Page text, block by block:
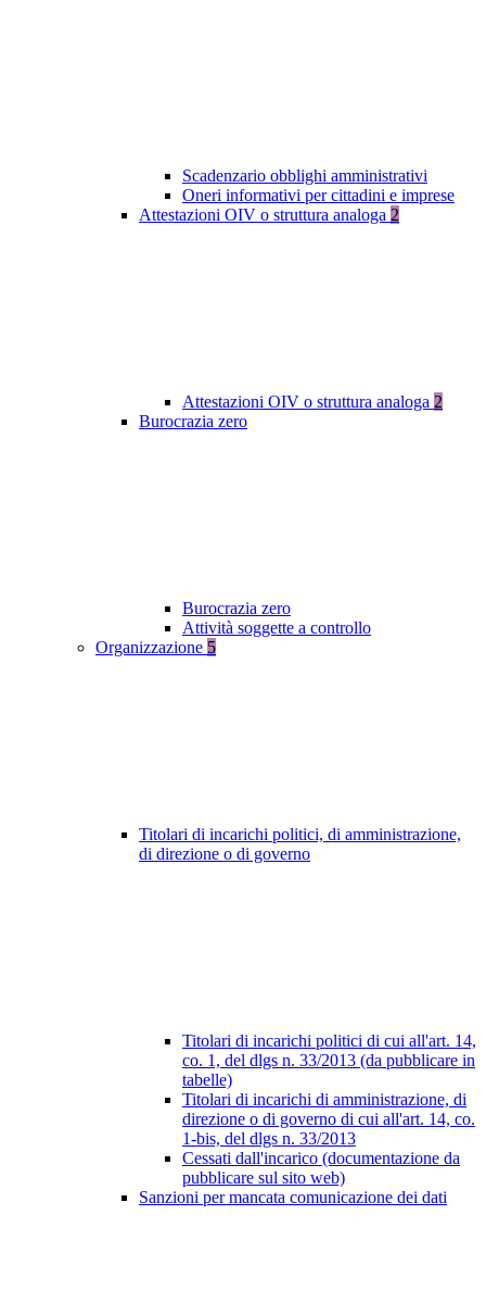
Scadenzario obblighi amministrativi
Oneri informativi per cittadini e imprese
Attestazioni OIV o struttura analoga 2
Attestazioni OIV o struttura analoga 2
Burocrazia zero
Burocrazia zero
Attività soggette a controllo
Organizzazione 5
Titolari di incarichi politici, di amministrazione,
di direzione o di governo
Titolari di incarichi politici di cui all'art. 14,
co. 1, del dlgs n. 33/2013 (da pubblicare in
tabelle)
Titolari di incarichi di amministrazione, di
direzione o di governo di cui all'art. 14, co.
1-bis, del dlgs n. 33/2013
Cessati dall'incarico (documentazione da
pubblicare sul sito web)
Sanzioni per mancata comunicazione dei dati